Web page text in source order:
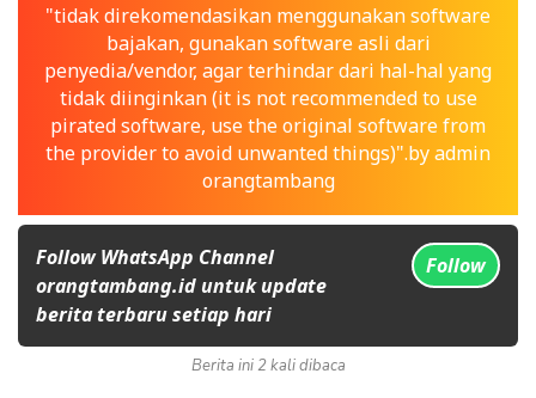
"tidak direkomendasikan menggunakan software
bajakan, gunakan software asli dari
penyedia/vendor, agar terhindar dari hal-hal yang
tidak diinginkan (it is not recommended to use
pirated software, use the original software from
the provider to avoid unwanted things)".by admin
orangtambang
Follow WhatsApp Channel
orangtambang.id untuk update
berita terbaru setiap hari
Follow
Berita ini 2 kali dibaca